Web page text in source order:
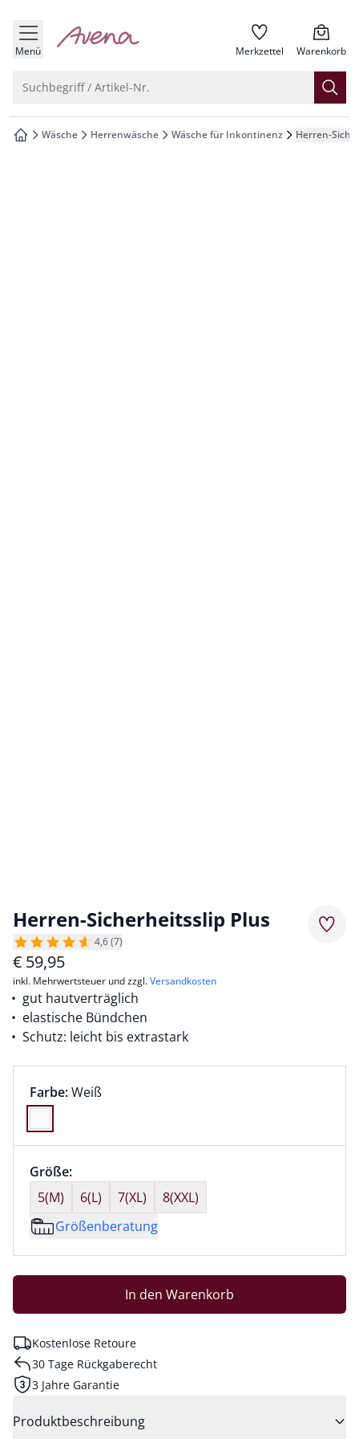
springen
springen
springen
springen
Menü zur Startseite Merkzettel Warenkorb
Suchbegriff / Artikel-Nr.
zur Startseite
Wäsche Herrenwäsche Wäsche für Inkontinenz Herren-
Herren-Sicherheitsslip Plus
4,6 (7)
€ 59,95
inkl. Mehrwertsteuer und zzgl.Versandkosten
gut hautverträglich
elastische Bündchen
Schutz: leicht bis extrastark
Farbauswahl:
Farbe:aktuell ausgewählt:
Weiß
Größenauswahl:
Größe:nichts ausgewählt
5(M)
6(L) 7(XL)
8(XXL)
Größenberatung
In den Warenkorb
Kostenlose Retoure
30 Tage Rückgaberecht
3 Jahre Garantie
Produktbeschreibung